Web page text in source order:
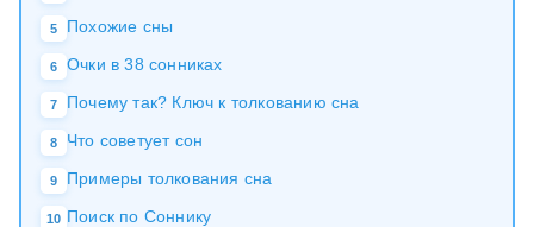
5 Похожие сны
6 Очки в 38 сонниках
7 Почему так? Ключ к толкованию сна
8 Что советует сон
9 Примеры толкования сна
10 Поиск по Соннику